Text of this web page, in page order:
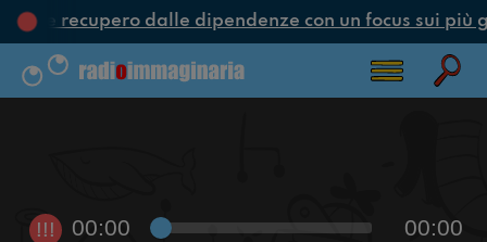
e recupero dalle dipendenze con un focus sui più
!!! 00:00 00:00